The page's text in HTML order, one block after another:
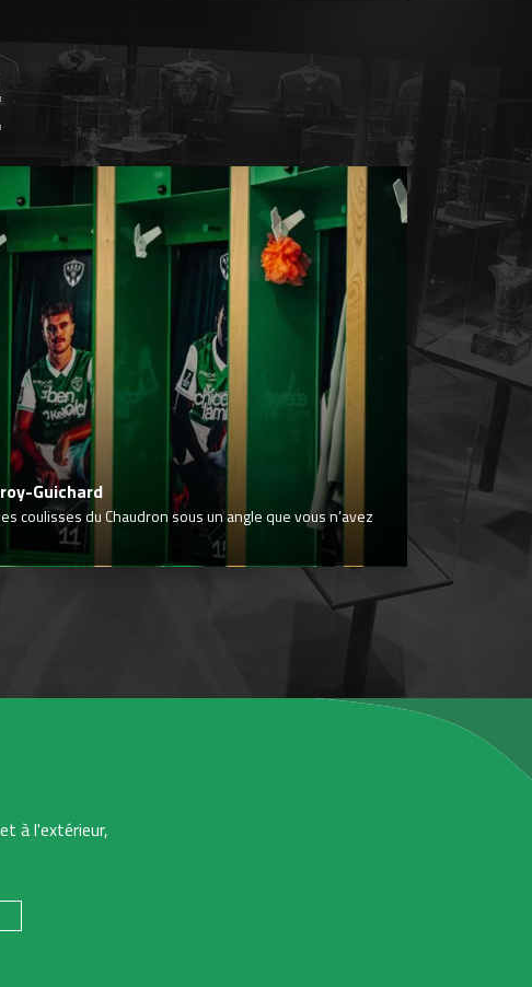
Guichard
coulisses du Chaudron sous un angle que vous n’avez
à l'extérieur,